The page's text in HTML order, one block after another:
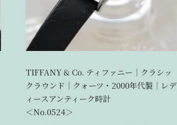
TIFFANY & Co. ティファニー｜クラシッ
クラウンド｜クォーツ・2000年代製｜レデ
ィースアンティーク時計
＜No.0524＞